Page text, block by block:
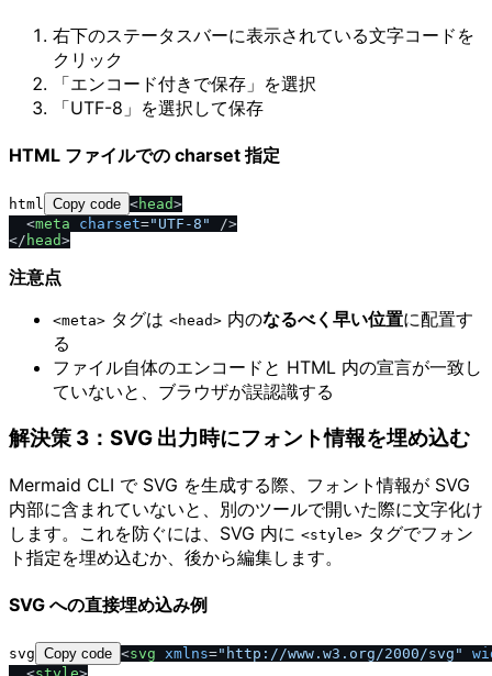
右下のステータスバーに表示されている文字コードを
クリック
「エンコード付きで保存」を選択
「UTF-8」を選択して保存
HTML ファイルでの charset 指定
html Copy code <head>
<meta charset="UTF-8" />
</ head>
注意点
<meta> タグは <head> 内のなるべく早い位置に配置す
る
ファイル自体のエンコードと HTML 内の宣言が一致し
ていないと、ブラウザが誤認識する
解決策 3：SVG 出力時にフォント情報を埋め込む
Mermaid CLI で SVG を生成する際、フォント情報が SVG
内部に含まれていないと、別のツールで開いた際に文字化け
します。これを防ぐには、SVG 内に <style> タグでフォン
ト指定を埋め込むか、後から編集します。
SVG への直接埋め込み例
svg Copy code <svg xmlns="http://www.w3.org/2000/svg"